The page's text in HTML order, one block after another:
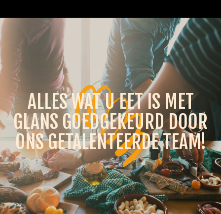
ALLES WAT U EET IS MET
GLANS GOEDGEKEURD DOOR
ONS GETALENTEERDE TEAM!